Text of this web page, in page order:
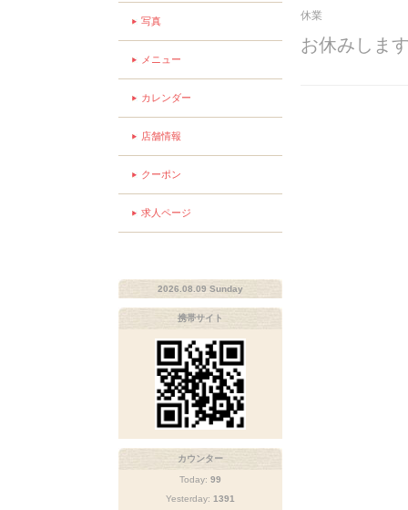
休業
お休みしま
写真
メニュー
カレンダー
店舗情報
クーポン
求人ページ
2026.08.09 Sunday
携帯サイト
カウンター
Today: 99
Yesterday: 1391